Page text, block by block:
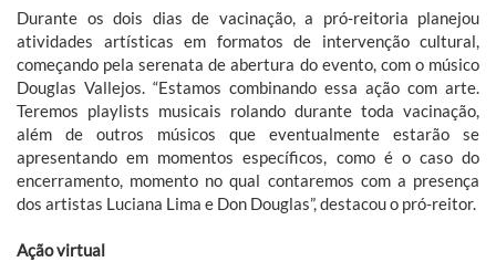
Durante os dois dias de vacinação, a pró-reitoria planejou
atividades artísticas em formatos de intervenção cultural,
começando pela serenata de abertura do evento, com o músico
Douglas Vallejos. “Estamos combinando essa ação com arte.
Teremos playlists musicais rolando durante toda vacinação,
além de outros músicos que eventualmente estarão se
apresentando em momentos específicos, como é o caso do
encerramento, momento no qual contaremos com a presença
dos artistas Luciana Lima e Don Douglas”, destacou o pró-reitor.
Ação virtual